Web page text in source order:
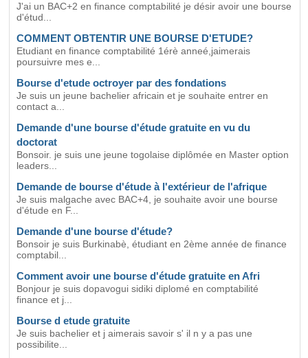
J'ai un BAC+2 en finance comptabilité je désir avoir une bourse
d'étud...
COMMENT OBTENTIR UNE BOURSE D'ETUDE?
Etudiant en finance comptabilité 1érè anneé,jaimerais
poursuivre mes e...
Bourse d'etude octroyer par des fondations
Je suis un jeune bachelier africain et je souhaite entrer en
contact a...
Demande d'une bourse d'étude gratuite en vu du
doctorat
Bonsoir. je suis une jeune togolaise diplômée en Master option
leaders...
Demande de bourse d'étude à l'extérieur de l'afrique
Je suis malgache avec BAC+4, je souhaite avoir une bourse
d'étude en F...
Demande d'une bourse d'étude?
Bonsoir je suis Burkinabè, étudiant en 2ème année de finance
comptabil...
Comment avoir une bourse d'étude gratuite en Afri
Bonjour je suis dopavogui sidiki diplomé en comptabilité
finance et j...
Bourse d etude gratuite
Je suis bachelier et j aimerais savoir s' il n y a pas une
possibilite...